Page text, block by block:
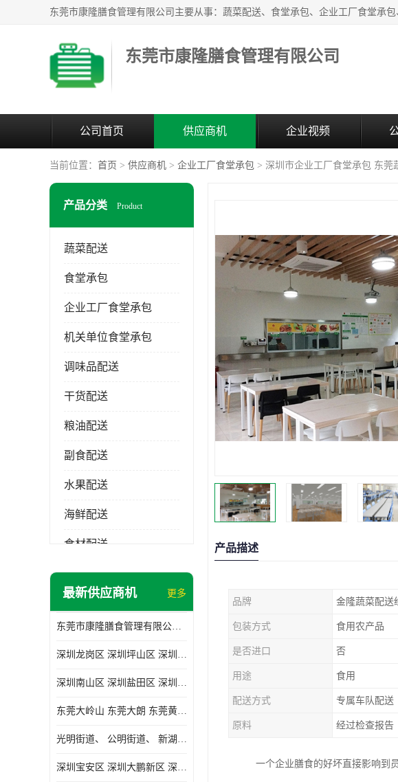
东莞市康隆膳食管理有限公司
公司首页 供应商机 企业视频
当前位置： 首页 > 供应商机 > 企业工厂食堂承包 > 深圳市企业工厂食堂承包 东莞
产品分类 Product
蔬菜配送
食堂承包
企业工厂食堂承包
机关单位食堂承包
调味品配送
干货配送
粮油配送
副食配送
水果配送
海鲜配送
食材配送
最新供应商机 更多
东莞市康隆膳食管理有限公司主要经营蔬菜配送 东莞食堂承包 光明蔬菜配送 深圳市食堂承包 深圳市蔬菜配送等业务 欢迎咨询了解
深圳龙岗区 深圳坪山区 深圳光明区 深圳龙华区
深圳南山区 深圳盐田区 深圳福田区 深圳罗湖区 深圳龙岗区
东莞大岭山 东莞大朗 东莞黄江 东莞樟木头 蔬菜配送
光明街道、 公明街道、 新湖街道、
深圳宝安区 深圳大鹏新区 深圳特别合作区
产品描述
品牌 金隆蔬菜配送
包装方式 食用农产品
是否进口 否
用途 食用
配送方式 专属车队配送
原料 经过检查报告
一个企业膳食的好坏直接影响到